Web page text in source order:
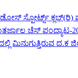
ಸ್ಪೋರ್ಟ್ಸ್ ಕ್ಲಬ್(ರಿ)
ಚೆಸ್ ಪಂದ್ಯಾಟ-
ಮಿನುಗುತ್ತಿರುವ